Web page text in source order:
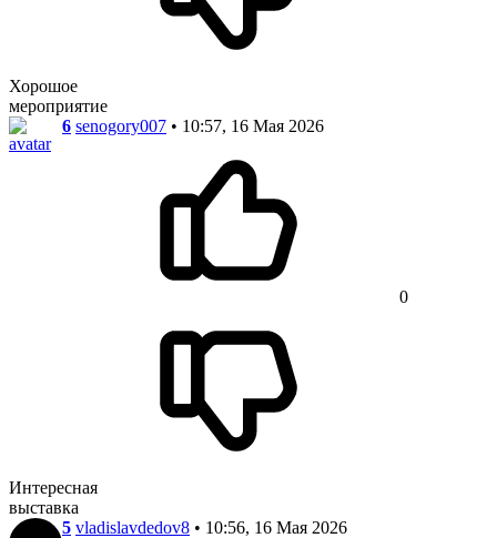
Хорошое
мероприятие
6 senogory007 • 10:57, 16 Мая 2026
0
Интересная
выставка
5 vladislavdedov8 • 10:56, 16 Мая 2026